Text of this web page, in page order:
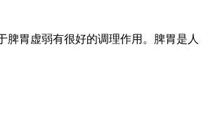
胃虚弱有很好的调理作用。脾胃是人